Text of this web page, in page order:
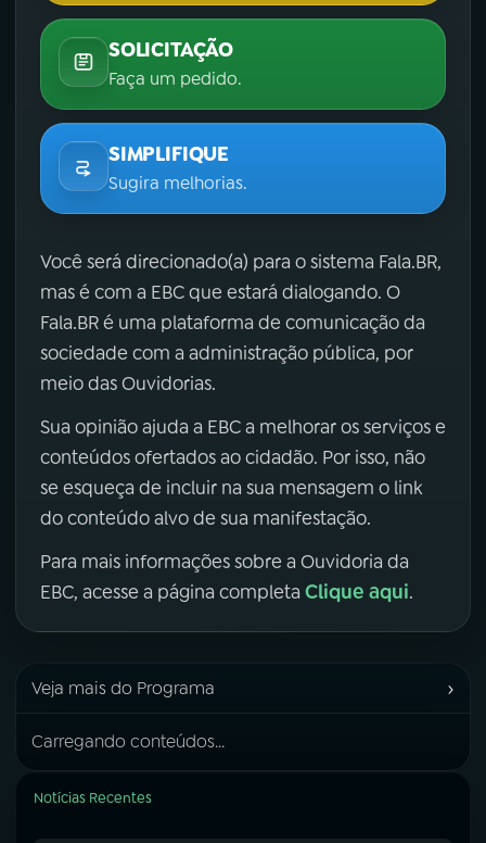
SOLICITAÇÃO
Faça um pedido.
SIMPLIFIQUE
Sugira melhorias.
Você será direcionado(a) para o sistema Fala.BR,
mas é com a EBC que estará dialogando. O
Fala.BR é uma plataforma de comunicação da
sociedade com a administração pública, por
meio das Ouvidorias.
Sua opinião ajuda a EBC a melhorar os serviços e
conteúdos ofertados ao cidadão. Por isso, não
se esqueça de incluir na sua mensagem o link
do conteúdo alvo de sua manifestação.
Para mais informações sobre a Ouvidoria da
EBC, acesse a página completa Clique aqui.
Veja mais do Programa ›
Carregando conteúdos...
Notícias Recentes